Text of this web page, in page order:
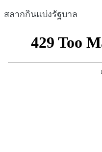
สลากกินแบ่งรัฐบาล